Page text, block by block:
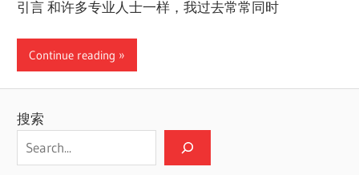
引言 和许多专业人士一样，我过去常常同时
Continue reading
搜索